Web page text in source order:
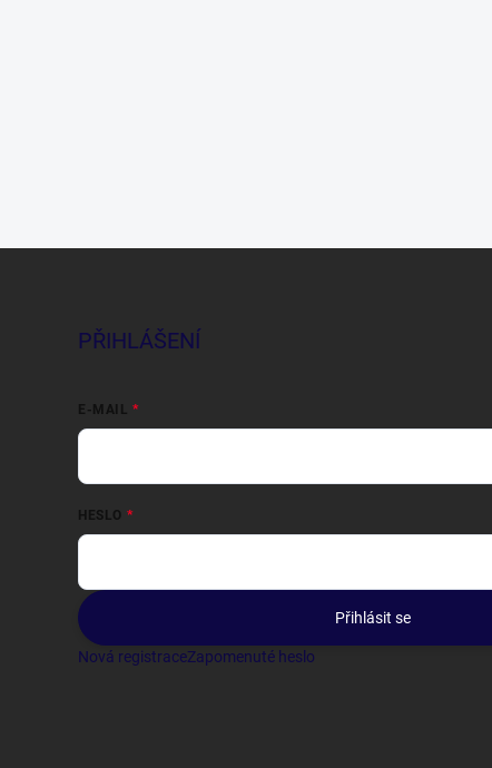
PŘIHLÁŠENÍ
E-MAIL
HESLO
Přihlásit se
Nová registraceZapomenuté heslo